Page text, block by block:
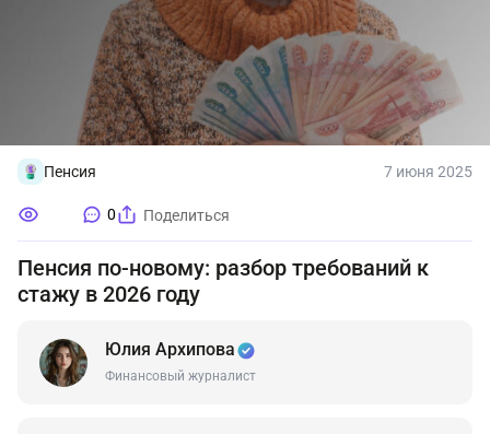
Пенсия 7 июня 2025
0 Поделиться
Пенсия по-новому: разбор требований к
стажу в 2026 году
Юлия Архипова
Финансовый журналист